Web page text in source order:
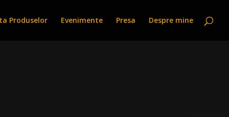
Produselor Evenimente Presa Despre mine